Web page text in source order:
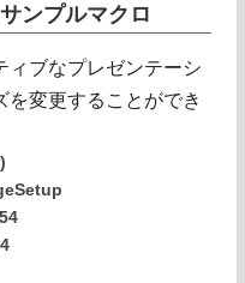
ンプルマクロ
ィブなプレゼンテーシ
を変更することができ